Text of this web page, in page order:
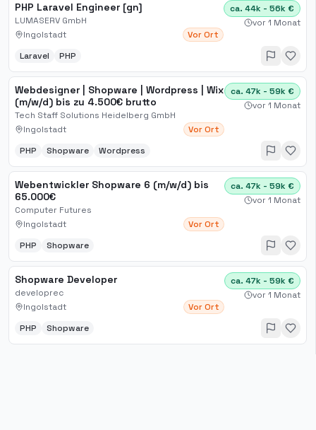
PHP Laravel Engineer [gn]
LUMASERV GmbH
Ingolstadt
Vor Ort
ca. 44k - 56k €
vor 1 Monat
Laravel PHP
Webdesigner | Shopware | Wordpress | Wix
(m/w/d) bis zu 4.500€ brutto
Tech Staff Solutions Heidelberg GmbH
Ingolstadt
Vor Ort
ca. 47k - 59k €
vor 1 Monat
PHP Shopware Wordpress
Webentwickler Shopware 6 (m/w/d) bis
65.000€
Computer Futures
Ingolstadt
Vor Ort
ca. 47k - 59k €
vor 1 Monat
PHP Shopware
Shopware Developer
developrec
Ingolstadt
Vor Ort
ca. 47k - 59k €
vor 1 Monat
PHP Shopware